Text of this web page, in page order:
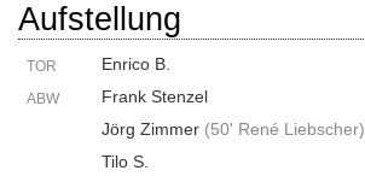
Aufstellung
TOR Enrico B.
ABW
Frank Stenzel
Jörg Zimmer (50' René Liebscher)
Tilo S.